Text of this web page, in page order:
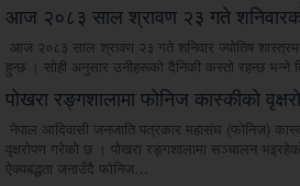
आज २०८३ साल श्रावण २३ गते
आज २०८३ साल श्रावण २३ गते शनिवार ज्योतिष
हुन्छ । सोही अनुसार उनीहरूको दैनिकी कस्तो रहन्छ भन्ने
पोखरा रङ्गशालामा फोनिज कास्कीको
नेपाल आदिवासी जनजाति पत्रकार महासंघ (फोनिज)
वृक्षरोपण गरेको छ । पोखरा रङ्गशालामा सञ्चालन
ऐक्यबद्धता जनाउँदै फोनिज…